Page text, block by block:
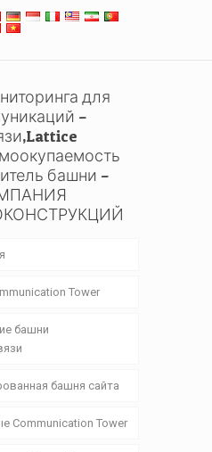
для
–
башни –
Tower
башни
башня сайта
Communication Tower